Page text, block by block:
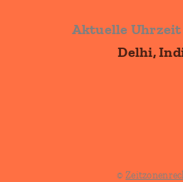
Aktuelle
Delhi,
©